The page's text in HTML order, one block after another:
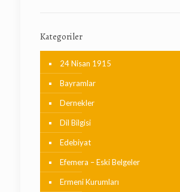
Kategoriler
24 Nisan 1915
Bayramlar
Dernekler
Dil Bilgisi
Edebiyat
Efemera – Eski Belgeler
Ermeni Kurumları